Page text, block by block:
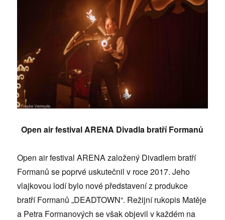
Open air festival ARENA Divadla bratří Formanů
Open air festival ARENA založený Divadlem bratří
Formanů se poprvé uskutečnil v roce 2017. Jeho
vlajkovou lodí bylo nové představení z produkce
bratří Formanů „DEADTOWN“. Režijní rukopis Matěje
a Petra Formanových se však objevil v každém na